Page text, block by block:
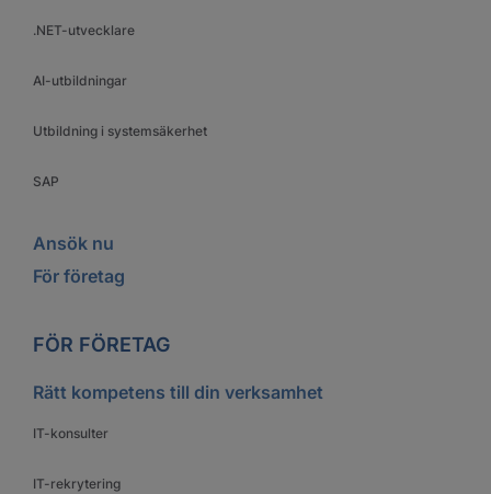
.NET-utvecklare
AI-utbildningar
Utbildning i systemsäkerhet
SAP
Ansök nu
För företag
FÖR FÖRETAG
Rätt kompetens till din verksamhet
IT-konsulter
IT-rekrytering